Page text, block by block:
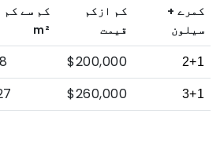
کمرے +
سیلون
کم ازکم
قیمت
کم سے کم
m²
2+1
$200,000
3+1
$260,000